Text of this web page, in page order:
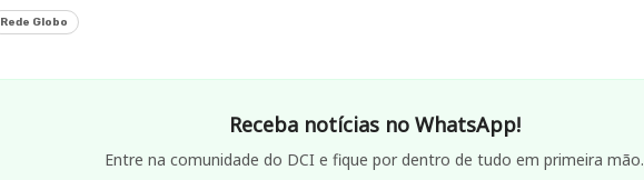
Rede Globo
Receba notícias no WhatsApp!
Entre na comunidade do DCI e fique por dentro de tudo em primeira mão.